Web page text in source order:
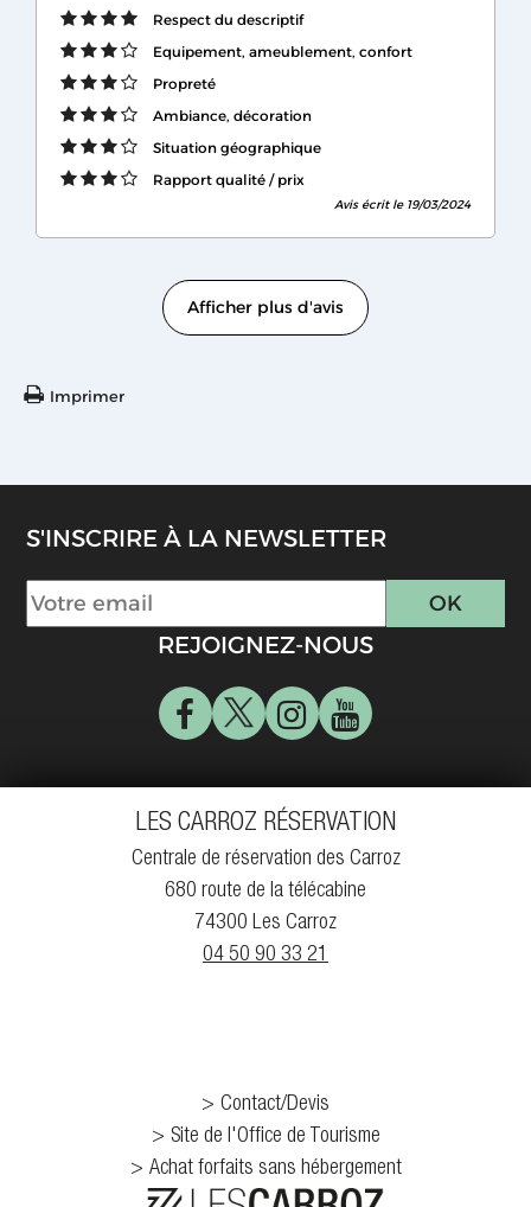
Respect du descriptif
Equipement, ameublement, confort
Propreté
Ambiance, décoration
Situation géographique
Rapport qualité / prix
Avis écrit le 19/03/2024
Afficher plus d'avis
Imprimer
S'INSCRIRE À LA NEWSLETTER
REJOIGNEZ-NOUS
LES CARROZ RÉSERVATION
Centrale de réservation des Carroz
680 route de la télécabine
74300 Les Carroz
04 50 90 33 21
Contact/Devis
Site de l'Office de Tourisme
Achat forfaits sans hébergement